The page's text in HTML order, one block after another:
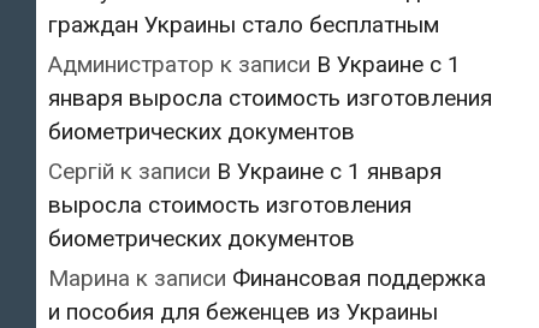
граждан Украины стало бесплатным
Администратор к записи В Украине с 1
января выросла стоимость изготовления
биометрических документов
Сергій к записи В Украине с 1 января
выросла стоимость изготовления
биометрических документов
Марина к записи Финансовая поддержка
и пособия для беженцев из Украины